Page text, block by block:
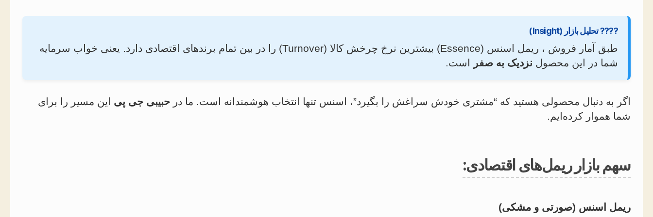
???? تحلیل بازار (Insight)
طبق آمار فروش ، ریمل اسنس (Essence) بیشترین نرخ چرخش کالا (Turnover) را در بین تمام برندهای اقتصادی دارد. یعنی خواب سرمایه
شما در این محصول نزدیک به صفر است.
اگر به دنبال محصولی هستید که “مشتری خودش سراغش را بگیرد”، اسنس تنها انتخاب هوشمندانه است. ما در حبیبی جی پی این مسیر را برای
شما هموار کرده‌ایم.
سهم بازار ریمل‌های اقتصادی:
ریمل اسنس (صورتی و مشکی)